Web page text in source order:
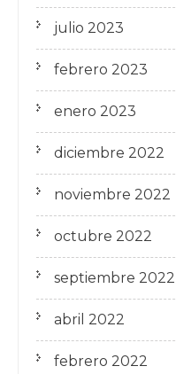
julio 2023
febrero 2023
enero 2023
diciembre 2022
noviembre 2022
octubre 2022
septiembre 2022
abril 2022
febrero 2022